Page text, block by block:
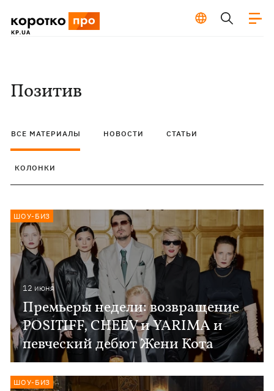
Позитив
ВСЕ МАТЕРИАЛЫ НОВОСТИ СТАТЬИ
КОЛОНКИ
12 июня
Премьеры недели: возвращение
POSITIFF, CHEEV и YARIMA и
певческий дебют Жени Кота
ШОУ-БИЗ
ШОУ-БИЗ